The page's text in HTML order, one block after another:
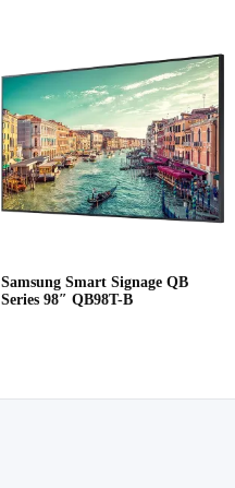
Samsung Smart Signage QB
Series 98″ QB98T-B